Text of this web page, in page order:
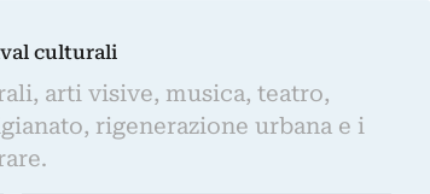
culturali
arti visive, musica, teatro,
rigenerazione urbana e i